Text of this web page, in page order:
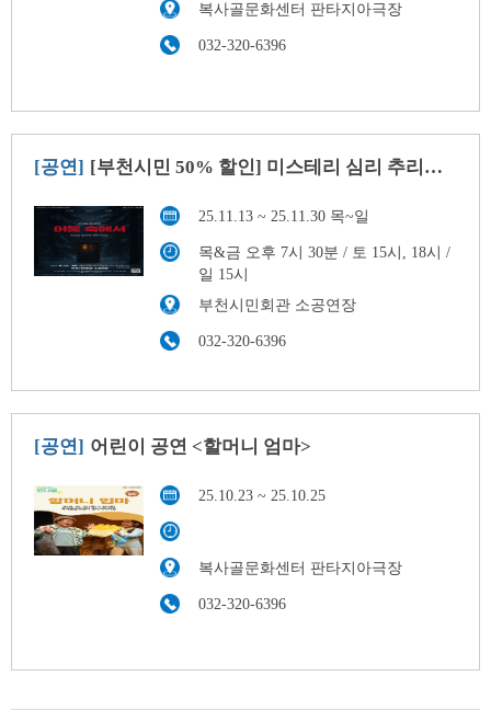
복사골문화센터 판타지아극장
032-320-6396
[공연] [부천시민 50% 할인] 미스테리 심리 추리극 <어둠 속에서>
25.11.13 ~ 25.11.30 목~일
목&금 오후 7시 30분 / 토 15시, 18시 /
일 15시
부천시민회관 소공연장
032-320-6396
[공연] 어린이 공연 <할머니 엄마>
25.10.23 ~ 25.10.25
복사골문화센터 판타지아극장
032-320-6396